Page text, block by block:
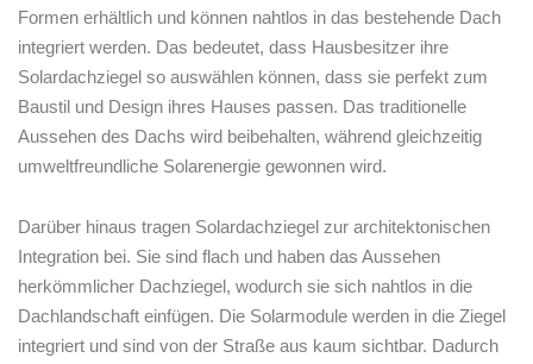
Formen erhältlich und können nahtlos in das bestehende Dach
integriert werden. Das bedeutet, dass Hausbesitzer ihre
Solardachziegel so auswählen‌ können, dass sie perfekt zum
Baustil und Design ihres Hauses passen. Das traditionelle
Aussehen des Dachs wird⁣ beibehalten, während gleichzeitig
umweltfreundliche Solarenergie gewonnen wird.
Darüber hinaus tragen Solardachziegel zur architektonischen
Integration bei. Sie sind flach und haben das Aussehen
herkömmlicher Dachziegel, wodurch sie sich nahtlos in die
Dachlandschaft einfügen. Die Solarmodule werden in ​die ‌Ziegel‍
integriert und sind von der Straße aus kaum⁣ sichtbar. Dadurch